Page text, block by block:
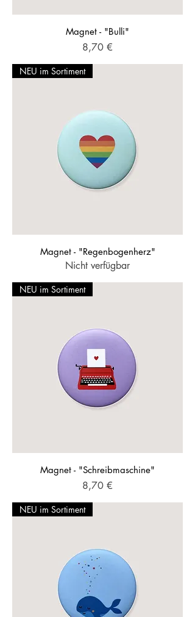
Magnet - "Bulli"
Preis
8,70 €
NEU im Sortiment
Magnet - "Regenbogenherz"
Nicht verfügbar
NEU im Sortiment
Magnet - "Schreibmaschine"
Preis
8,70 €
NEU im Sortiment